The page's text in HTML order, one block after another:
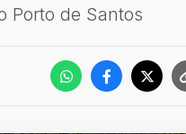
Porto de Santos